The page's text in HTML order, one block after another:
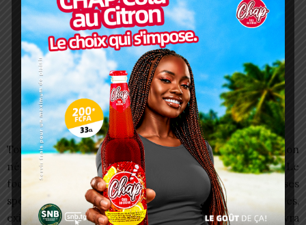
Toutefois, son profil comporte une zone d’ombre non
négligeable : l’absence totale d’expérience en Afrique. Le
football africain, avec ses contraintes logistiques, ses
spécificités culturelles et ses réalités institutionnelles,
exige une capacité d’adaptation rapide que Guégan devra